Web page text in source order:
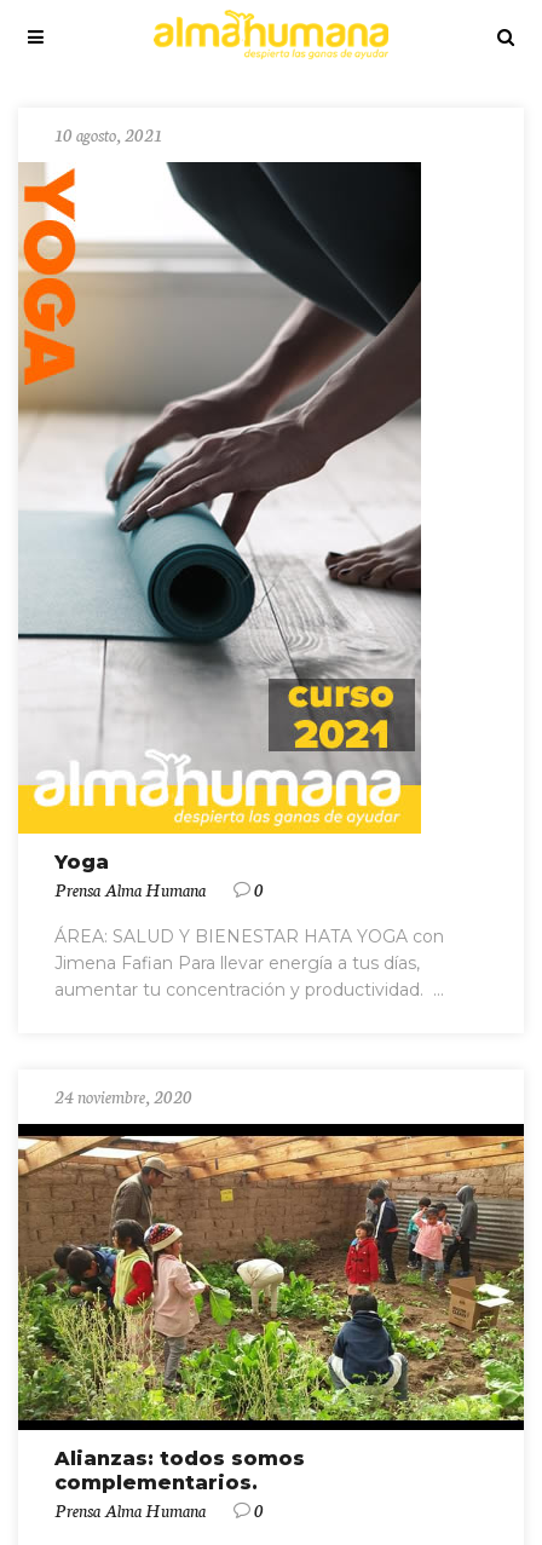
10 agosto, 2021
Yoga
Prensa Alma Humana 0
ÁREA: SALUD Y BIENESTAR HATA YOGA con
Jimena Fafian Para llevar energía a tus días,
aumentar tu concentración y productividad. ...
24 noviembre, 2020
Alianzas: todos somos
complementarios.
Prensa Alma Humana 0